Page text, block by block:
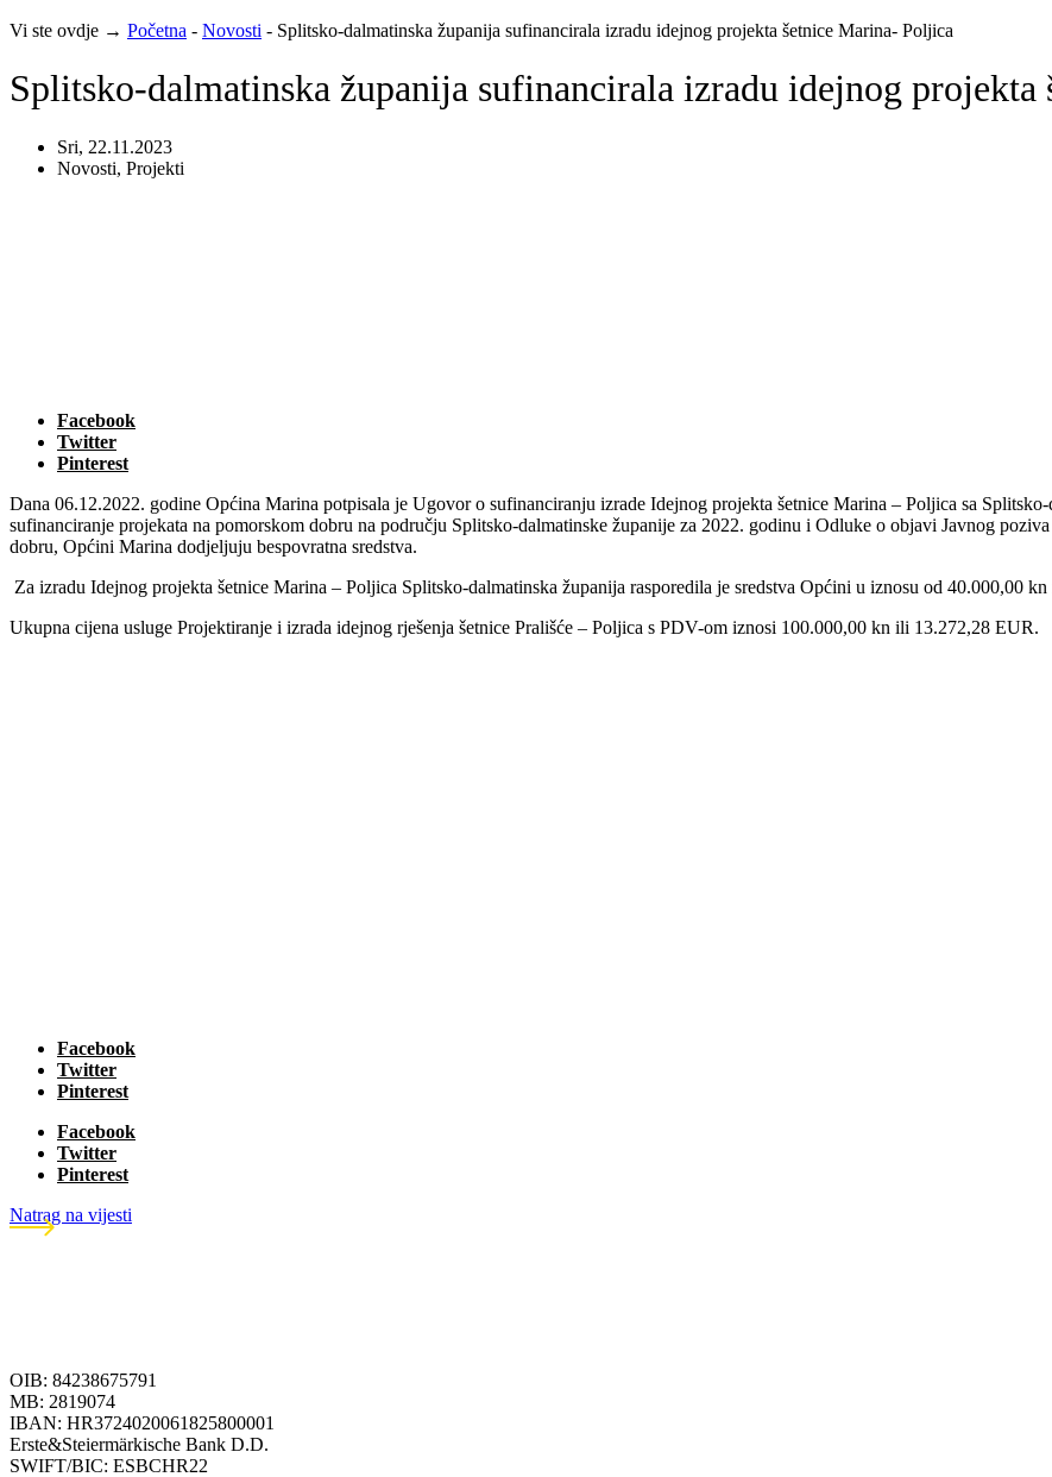
Vi ste ovdje → Početna - Novosti - Splitsko-dalmatinska županija sufinancirala izradu idejnog projekta šetnice Marina- Poljica
Splitsko-dalmatinska županija sufinancirala izradu idejnog
Sri, 22.11.2023
Novosti, Projekti
Facebook
Twitter
Pinterest
Dana 06.12.2022. godine Općina Marina potpisala je Ugovor o sufinanciranju izrade Idejnog projekta šetnice Marina – Poljica sa
sufinanciranje projekata na pomorskom dobru na području Splitsko-dalmatinske županije za 2022. godinu i Odluke o objavi Javnog
dobru, Općini Marina dodjeljuju bespovratna sredstva.
Za izradu Idejnog projekta šetnice Marina – Poljica Splitsko-dalmatinska županija rasporedila je sredstva Općini u iznosu od 40.000,00
Ukupna cijena usluge Projektiranje i izrada idejnog rješenja šetnice Prališće – Poljica s PDV-om iznosi 100.000,00 kn ili 13.272,28 EUR.
Facebook
Twitter
Pinterest
Facebook
Twitter
Pinterest
Natrag na vijesti
OIB: 84238675791
MB: 2819074
IBAN: HR3724020061825800001
Erste&Steiermärkische Bank D.D.
SWIFT/BIC: ESBCHR22